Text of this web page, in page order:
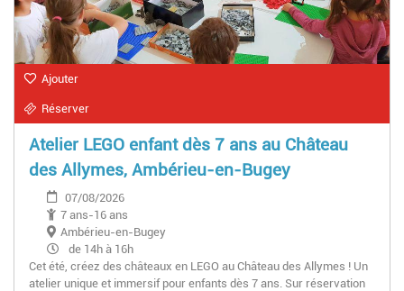
Ajouter
Réserver
Atelier LEGO enfant dès 7 ans au Château
des Allymes, Ambérieu-en-Bugey
07/08/2026
7 ans-16 ans
Ambérieu-en-Bugey
de 14h à 16h
Cet été, créez des châteaux en LEGO au Château des Allymes ! Un
atelier unique et immersif pour enfants dès 7 ans. Sur réservation